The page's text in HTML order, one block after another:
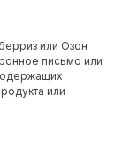
или Озон
письмо или
или